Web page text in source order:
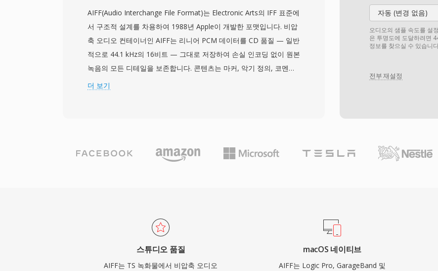
자동 (변경 없음)
오디오의 샘플 속도를 설
은 투명도에 도달하려면
정보를 찾으실 수 있습니
전부 재설정
AAC, AC-3, MPEG 오디오를 전달합니다. TS는 DVB, ATSC, ISDB 방
송 표준은 물론 HTTP Live Streaming(HLS)을 활용하는 IPTV 및 OTT
스트리밍 서비스에서 사용되어, 전 세계 디지털 텔레비전 전달의 근간
입니다. 회복 탄력성, 표준화된 구조, 광범위한 코덱 지원 덕분에 TS는
라이브 방송 체인과 파일 기반 녹화 워크플로우 모두에서 활용됩니다.
AIFF(Audio Interchange File Format)는 Electronic Arts의 IFF 표준에
서 구조적 설계를 차용하여 1988년 Apple이 개발한 포맷입니다. 비압
축 오디오 컨테이너인 AIFF는 리니어 PCM 데이터를 CD 품질 — 일반
적으로 44.1 kHz의 16비트 — 그대로 저장하여 손실 인코딩 없이 원본
녹음의 모든 디테일을 보존합니다. 콘텐츠는 마커, 악기 정의, 코멘트
등의 메타데이터를 포함할 수 있는 청크로 구성됩니다. macOS 환경
Pro와 GarageBand를 포함한 Apple 전문 도구들과의 원활한 통합으
로, AIFF가 기본 작업 포맷으로 사용됩니다. 이 컨테이너는 32비트까
더 보기
스튜디오 품질
AIFF는 TS 녹화물에서 비압축 오디오
macOS 네이티브
AIFF는 Logic Pro, GarageBand 및